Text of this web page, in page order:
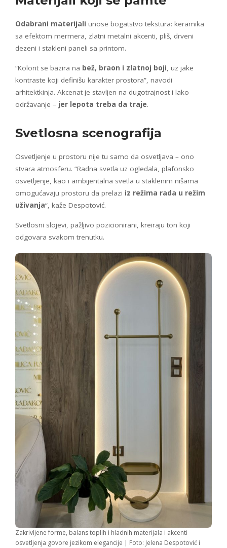
Odabrani materijali unose bogatstvo tekstura: keramika
sa efektom mermera, zlatni metalni akcenti, pliš, drveni
dezeni i stakleni paneli sa printom.
“Kolorit se bazira na bež, braon i zlatnoj boji, uz jake
kontraste koji definišu karakter prostora”, navodi
arhitektkinja. Akcenat je stavljen na dugotrajnost i lako
održavanje – jer lepota treba da traje.
Svetlosna scenografija
Osvetljenje u prostoru nije tu samo da osvetljava – ono
stvara atmosferu. “Radna svetla uz ogledala, plafonsko
osvetljenje, kao i ambijentalna svetla u staklenim nišama
omogućavaju prostoru da prelazi iz režima rada u režim
uživanja“, kaže Despotović.
Svetlosni slojevi, pažljivo pozicionirani, kreiraju ton koji
odgovara svakom trenutku.
Zakrivljene forme, balans toplih i hladnih materijala i akcenti
osvetljenja govore jezikom elegancije | Foto: Jelena Despotović i